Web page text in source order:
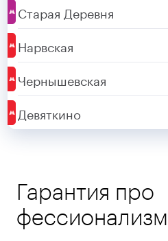
Старая Деревня
Нарвская
Чернышевская
Девяткино
Гарантия про